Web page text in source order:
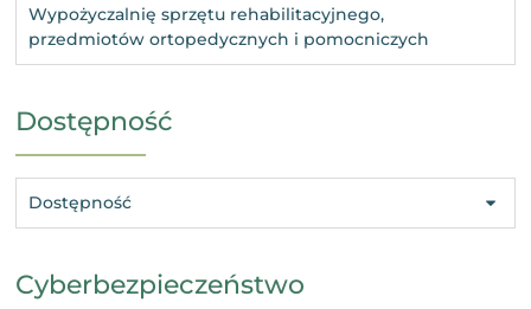
Wypożyczalnię sprzętu rehabilitacyjnego,
przedmiotów ortopedycznych i pomocniczych
Dostępność
Dostępność
Cyberbezpieczeństwo